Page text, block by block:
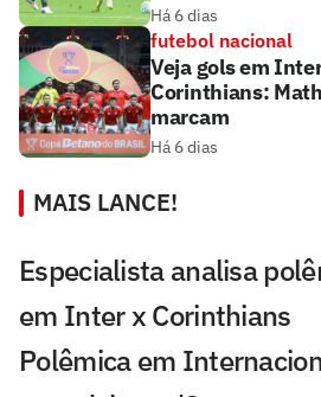
Há 6 dias
futebol nacional
Veja gols em
Corinthians:
marcam
Há 6 dias
MAIS LANCE!
Especialista analisa
em Inter x Corinthians
Polêmica em